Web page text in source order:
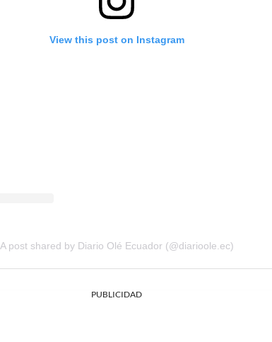
View this post on Instagram
A post shared by Diario Olé Ecuador (@diarioole.ec)
PUBLICIDAD